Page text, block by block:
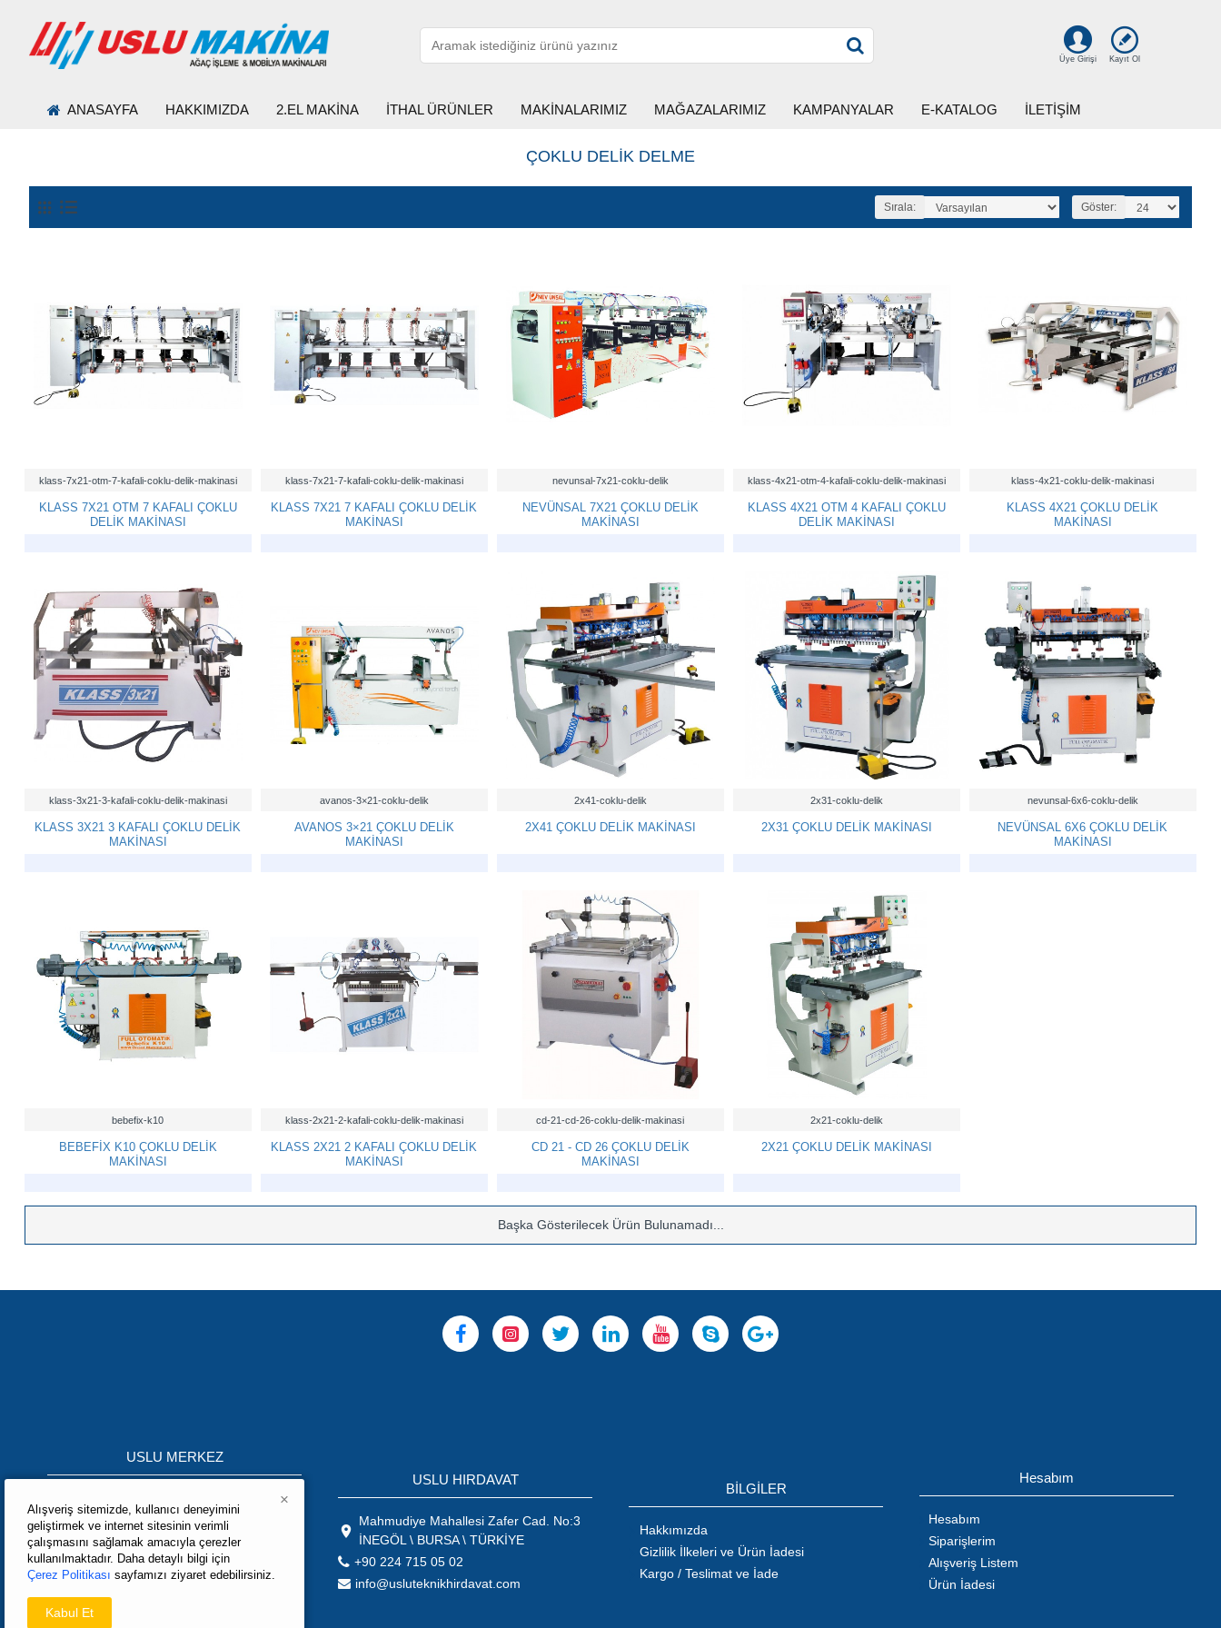
Üye Girişi Kayıt Ol
ANASAYFA HAKKIMIZDA 2.EL MAKİNA İTHAL ÜRÜNLER MAKİNALARIMIZ MAĞAZALARIMIZ KAMPANYALAR E-KATALOG İLETİŞİM
ÇOKLU DELİK DELME
Sırala: Göster:
klass-7x21-otm-7-kafali-coklu-delik-makinasi
KLASS 7X21 OTM 7 KAFALI ÇOKLU
DELİK MAKİNASI
klass-7x21-7-kafali-coklu-delik-makinasi
KLASS 7X21 7 KAFALI ÇOKLU DELİK
MAKİNASI
nevunsal-7x21-coklu-delik
NEVÜNSAL 7X21 ÇOKLU DELİK
MAKİNASI
klass-4x21-otm-4-kafali-coklu-delik-makinasi
KLASS 4X21 OTM 4 KAFALI ÇOKLU
DELİK MAKİNASI
klass-4x21-coklu-delik-makinasi
KLASS 4X21 ÇOKLU DELİK
MAKİNASI
klass-3x21-3-kafali-coklu-delik-makinasi
KLASS 3X21 3 KAFALI ÇOKLU DELİK
MAKİNASI
avanos-3×21-coklu-delik
AVANOS 3×21 ÇOKLU DELİK
MAKİNASI
2x41-coklu-delik
2X41 ÇOKLU DELİK MAKİNASI
2x31-coklu-delik
2X31 ÇOKLU DELİK MAKİNASI
nevunsal-6x6-coklu-delik
NEVÜNSAL 6X6 ÇOKLU DELİK
MAKİNASI
bebefix-k10
BEBEFİX K10 ÇOKLU DELİK
MAKİNASI
klass-2x21-2-kafali-coklu-delik-makinasi
KLASS 2X21 2 KAFALI ÇOKLU DELİK
MAKİNASI
cd-21-cd-26-coklu-delik-makinasi
CD 21 - CD 26 ÇOKLU DELİK
MAKİNASI
2x21-coklu-delik
2X21 ÇOKLU DELİK MAKİNASI
Başka Gösterilecek Ürün Bulunamadı...
USLU MERKEZ
Bölümü 10.Mobilya Sokak No:3 İNEGÖL
\ BURSA / TÜRKİYE
+90 224 715 05 02
info@uslumak.com
export@uslumak.com
USLU HIRDAVAT
Mahmudiye Mahallesi Zafer Cad. No:3
İNEGÖL \ BURSA \ TÜRKİYE
+90 224 715 05 02
info@usluteknikhirdavat.com
BİLGİLER
Hakkımızda
Gizlilik İlkeleri ve Ürün İadesi
Kargo / Teslimat ve İade
Hesabım
Hesabım
Siparişlerim
Alışveriş Listem
Ürün İadesi
Alışveriş sitemizde, kullanıcı deneyimini
geliştirmek ve internet sitesinin verimli
çalışmasını sağlamak amacıyla çerezler
kullanılmaktadır. Daha detaylı bilgi için
Çerez Politikası sayfamızı ziyaret edebilirsiniz.
Kabul Et
×